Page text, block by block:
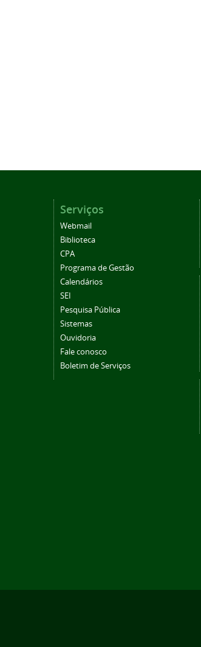
Serviços
Webmail
Biblioteca
CPA
Programa de Gestão
Calendários
SEI
Pesquisa Pública
Sistemas
Ouvidoria
Fale conosco
Boletim de Serviços